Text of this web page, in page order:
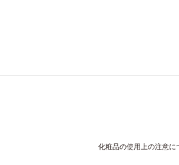
化粧品の使用上の注意に